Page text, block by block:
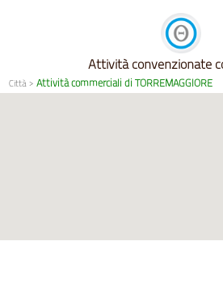
Attività convenzionate
Città >Attività commerciali di TORREMAGGIORE